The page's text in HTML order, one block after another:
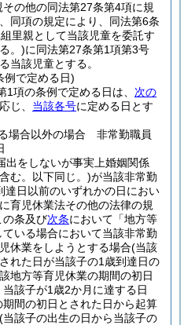
の他の同法第27条第4項に規
同項の規定により、同法第6条
里親として当該児童を委託す
。)に同法第27条第1項第3号
当該児童とする。
例で定める日)
1項の条例で定める日は、 次の
じ、 当該各号に定める日とす
場合以外の場合 非常勤職員
出をしないが事実上婚姻関係
む。以下同じ。)が当該非常勤
達日以前のいずれかの日におい
育児休業法その他の法律の規
の条及び次条において「地方等
ている場合において当該非常勤
休業をしようとする場合(当該
れた日が当該子の1歳到達日の
地方等育児休業の期間の初日
該子が1歳2か月に達する日
間の初日とされた日から起算
(当該子の出生の日から当該子の